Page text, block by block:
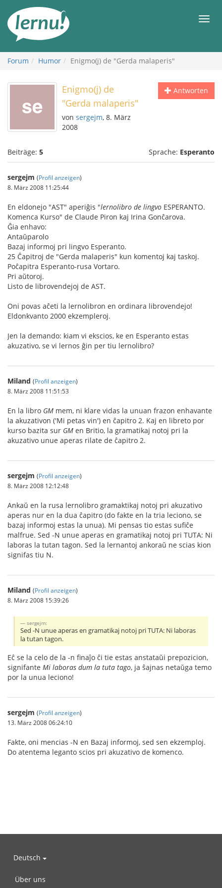
Inhalt
Forum Humor Enigmo(j) de "Gerda malaperis"
Antworten
Enigmo(j) de
"Gerda malaperis"
von sergejm, 8. März
2008
Beiträge: 5 Sprache: Esperanto
sergejm (Profil anzeigen)
8. März 2008 11:25:44
En eldonejo "AST" aperiĝis "lernolibro de lingvo ESPERANTO.
Komenca Kurso" de Claude Piron kaj Irina Gonĉarova.
Ĝia enhavo:
Antaŭparolo
Bazaj informoj pri lingvo Esperanto.
25 Ĉapitroj de "Gerda malaperis" kun komentoj kaj taskoj.
Poĉapitra Esperanto-rusa Vortaro.
Pri aŭtoroj.
Listo de librovendejoj de AST.
Oni povas aĉeti la lernolibron en ordinara librovendejo!
Eldonkvanto 2000 ekzempleroj.
Jen la demando: kiam vi ekscios, ke en Esperanto estas
akuzativo, se vi lernos ĝin per tiu lernolibro?
Miland (Profil anzeigen)
8. März 2008 11:51:53
En la libro GM mem, ni klare vidas la unuan frazon enhavante
la akuzativon ('Mi petas vin') en ĉapitro 2. Kaj en libreto por
kurso bazita sur GM en Britio, la gramatikaj notoj pri la
akuzativo unue aperas rilate de ĉapitro 2.
sergejm (Profil anzeigen)
8. März 2008 12:12:48
Ankaŭ en la rusa lernolibro gramaktikaj notoj pri akuzativo
aperas nur en la dua ĉapitro (do fakte en la tria leciono, se
bazaj informoj estas la unua). Mi pensas tio estas sufiĉe
malfrue. Sed -N unue aperas en gramatikaj notoj pri TUTA: Ni
laboras la tutan tagon. Sed la lernantoj ankoraŭ ne scias kion
signifas tiu N.
Miland (Profil anzeigen)
8. März 2008 15:39:26
sergejm:
Sed -N unue aperas en gramatikaj notoj pri TUTA: Ni laboras
la tutan tagon.
Eĉ se la celo de la -n finaĵo ĉi tie estas anstataŭi prepozicion,
signifante Mi laboras dum la tuta tago, ja ŝajnas netaŭga temo
por la unua leciono!
sergejm (Profil anzeigen)
13. März 2008 06:24:10
Fakte, oni mencias -N en Bazaj informoj, sed sen ekzemploj.
Do atentema leganto scios pri akuzativo de komenco.
Deutsch
Über uns